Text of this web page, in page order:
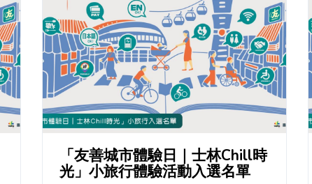
「友善城市體驗日｜士林Chill時
光」小旅行體驗活動入選名單